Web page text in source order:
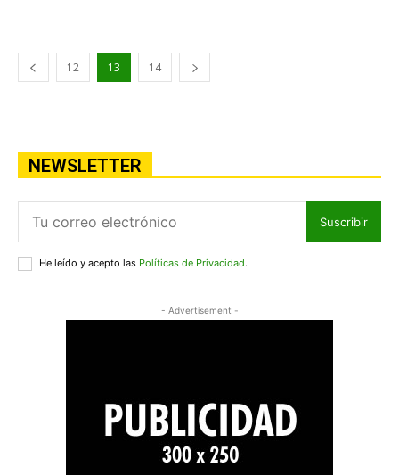
12 13 14
NEWSLETTER
Suscribir
He leído y acepto las Políticas de Privacidad.
- Advertisement -